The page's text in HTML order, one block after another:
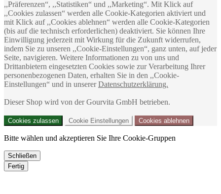
Kölln Müsli Schoko 30 % w.
Zucker, 450g
3,79 €Ab
3,68 €
8,42 € / 1kg
Inkl. MwSt.,zzgl.Versand
,,Präferenzen“, ,,Statistiken“ und ,,Marketing“. Mit Klick auf
,,Cookies zulassen“ werden alle Cookie-Kategorien aktiviert und
mit Klick auf ,,Cookies ablehnen“ werden alle Cookie-Kategorien
(bis auf die technisch erforderlichen) deaktiviert. Sie können Ihre
Einwilligung jederzeit mit Wirkung für die Zukunft widerrufen,
indem Sie zu unseren ,,Cookie-Einstellungen“, ganz unten, auf jeder
Seite, navigieren. Weitere Informationen zu von uns und
Drittanbietern eingesetzten Cookies sowie zur Verarbeitung Ihrer
personenbezogenen Daten, erhalten Sie in den ,,Cookie-
Einstellungen“ und in unsererDatenschutzerklärung.
Dieser Shop wird von der Gourvita GmbH betrieben.
Cookies zulassen Cookie Einstellungen Cookies ablehnen
Bitte wählen und akzeptieren Sie Ihre Cookie-Gruppen
Schließen
Fertig